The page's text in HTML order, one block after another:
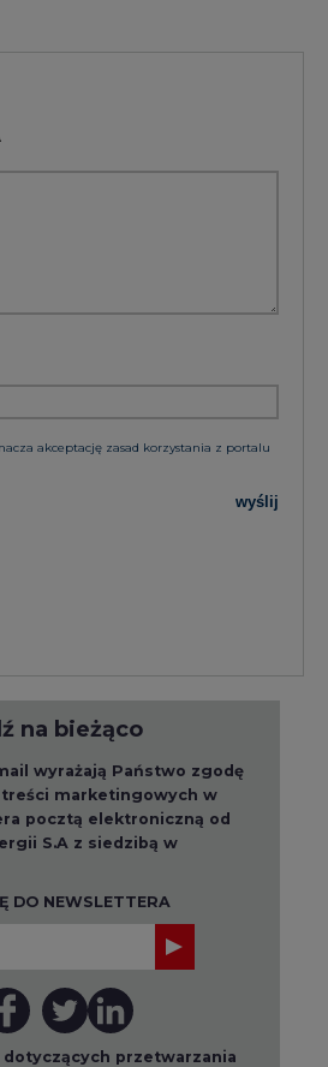
akceptację zasad korzystania z portalu
wyślij
na bieżąco
wyrażają Państwo zgodę
marketingowych w
pocztą elektroniczną od
S.A z siedzibą w
DO NEWSLETTERA
przetwarzania